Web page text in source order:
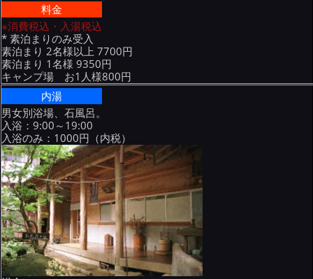
料金
※消費税込・入湯税込
* 素泊まりのみ受入
素泊まり 2名様以上 7700円
素泊まり 1名様 9350円
キャンプ場 お1人様800円
内湯
男女別浴場、石風呂。
入浴：9:00～19:00
入浴のみ：1000円（内税）